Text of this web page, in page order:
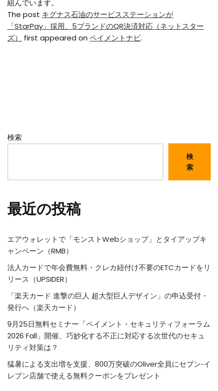
組んでいます。
The post キグナス石油のサービスステーションが
「StarPay」採用、5ブランドのQR決済対応（ネットスター
ズ）
first appeared on ペイメントナビ.
検索
検
索
最近の投稿
エアウォレットで「モンストWebショップ」とタイアップキ
ャンペーン（RMB）
法人カードで年会費無料・クレカ紐付け不要のETCカードをリ
リース（UPSIDER）
「楽天カード 進撃の巨人 超大型巨人デザイン」の申込受付・
発行へ（楽天カード）
9月25日無料セミナー「ペイメント・セキュリティフォーラム
2026 Fall」開催、巧妙化する不正に対応する次世代のセキュ
リティ対策は？
猛暑による支出増を支援、800万突破のOliver全員にセブン‐イ
レブン店舗で使える無料クーポンをプレゼント